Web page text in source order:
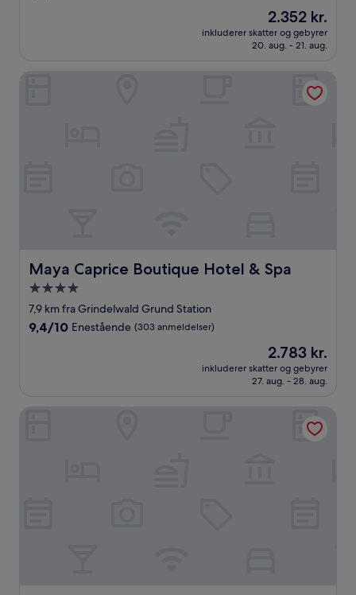
anmeldelser)
Prisen
er
2.352 kr.
2.352 kr.
inkluderer skatter og gebyrer
20. aug. - 21. aug.
Maya Caprice Boutique Hotel & Spa
Maya Caprice Boutique Hotel & Spa
4.0-
stjernet
overnatningssted
7,9 km fra Grindelwald Grund Station
9.4
anmeldelser)
9,4/10 Enestående (303 anmeldelser)
Prisen
er
2.783 kr.
2.783 kr.
inkluderer skatter og gebyrer
27. aug. - 28. aug.